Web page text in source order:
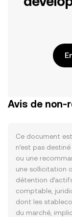
Avis de non-
Ce document
n’est pas
ou une
une sollicitation
détention
comptable,
dont les
du marché,